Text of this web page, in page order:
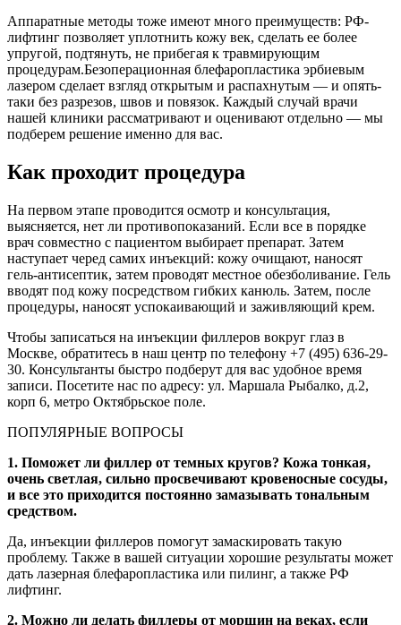
Аппаратные методы тоже имеют много преимуществ: РФ-
лифтинг позволяет уплотнить кожу век, сделать ее более
упругой, подтянуть, не прибегая к травмирующим
процедурам.Безоперационная блефаропластика эрбиевым
лазером сделает взгляд открытым и распахнутым — и опять-
таки без разрезов, швов и повязок. Каждый случай врачи
нашей клиники рассматривают и оценивают отдельно — мы
подберем решение именно для вас.
Как проходит процедура
На первом этапе проводится осмотр и консультация,
выясняется, нет ли противопоказаний. Если все в порядке
врач совместно с пациентом выбирает препарат. Затем
наступает черед самих инъекций: кожу очищают, наносят
гель-антисептик, затем проводят местное обезболивание. Гель
вводят под кожу посредством гибких канюль. Затем, после
процедуры, наносят успокаивающий и заживляющий крем.
Чтобы записаться на инъекции филлеров вокруг глаз в
Москве, обратитесь в наш центр по телефону +7 (495) 636-29-
30. Консультанты быстро подберут для вас удобное время
записи. Посетите нас по адресу: ул. Маршала Рыбалко, д.2,
корп 6, метро Октябрьское поле.
ПОПУЛЯРНЫЕ ВОПРОСЫ
1. Поможет ли филлер от темных кругов? Кожа тонкая,
очень светлая, сильно просвечивают кровеносные сосуды,
и все это приходится постоянно замазывать тональным
средством.
Да, инъекции филлеров помогут замаскировать такую
проблему. Также в вашей ситуации хорошие результаты может
дать лазерная блефаропластика или пилинг, а также РФ
лифтинг.
2. Можно ли делать филлеры от морщин на веках, если